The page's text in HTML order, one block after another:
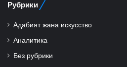
Рубрики
Адабият жана искусство
Аналитика
Без рубрики